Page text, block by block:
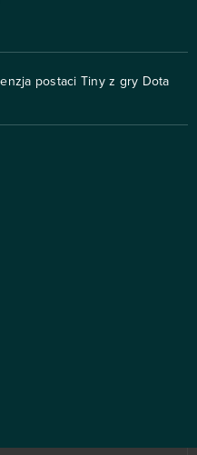
postaci Tiny z gry Dota